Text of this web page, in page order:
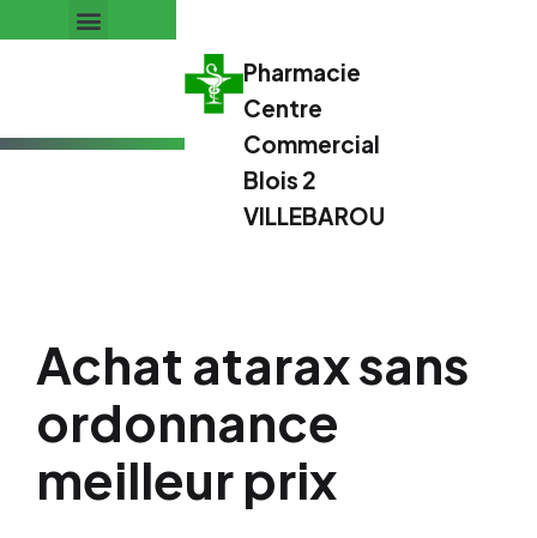
Pharmacie
Centre
Commercial
Blois 2
VILLEBAROU
Achat atarax sans
ordonnance
meilleur prix